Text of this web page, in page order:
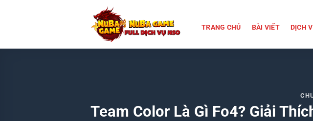
TRANG CHỦ BÀI VIẾT DỊCH
Team Color Là Gì Fo4? Giải